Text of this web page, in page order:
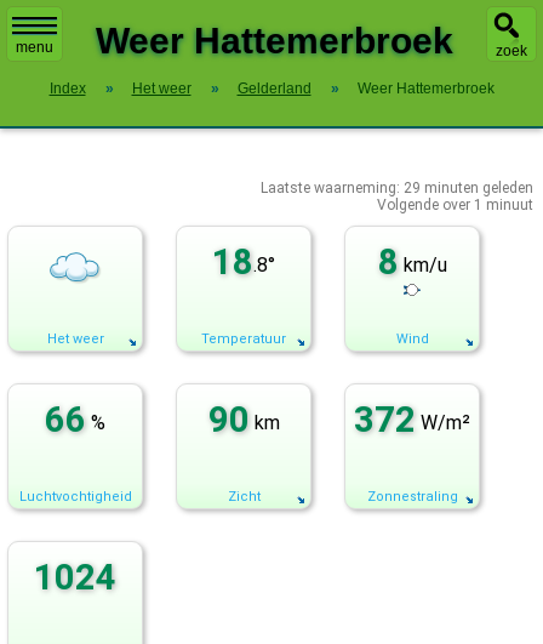
menu zoek
Weer Hattemerbroek
Index » Het weer » Gelderland » Weer Hattemerbroek
Laatste waarneming: 29 minuten geleden
Volgende over 1 minuut
Het weer
18.8°
Temperatuur
8 km/u
Wind
66 %
Luchtvochtigheid
90 km
Zicht
372 W/m²
Zonnestraling
1024